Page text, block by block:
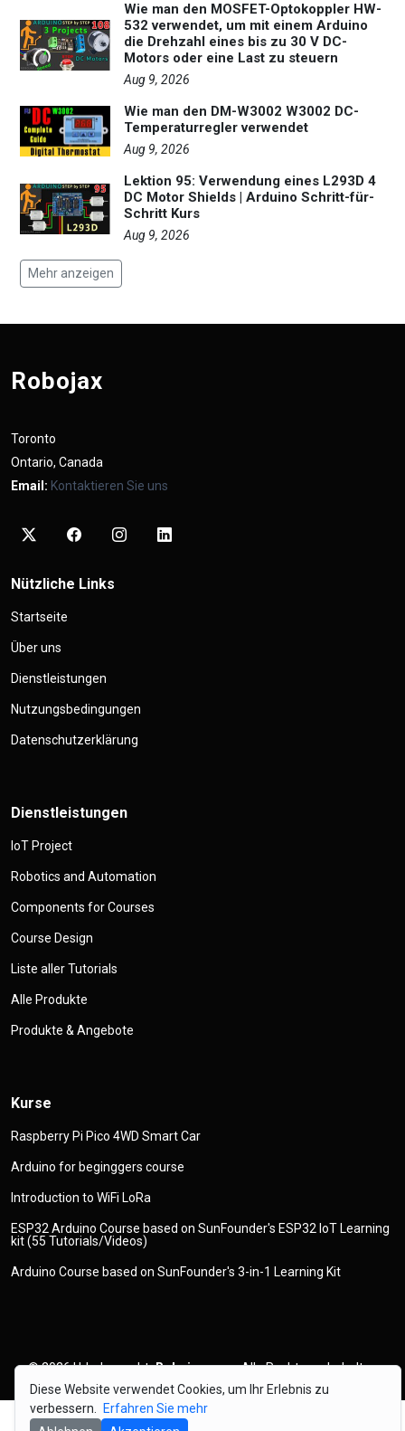
Diese Website verwendet Cookies, um Ihr Erlebnis zu
verbessern.
Erfahren Sie mehr
Wie man den MOSFET-Optokoppler HW-
532 verwendet, um mit einem Arduino
die Drehzahl eines bis zu 30 V DC-
Motors oder eine Last zu steuern
Aug 9, 2026
Wie man den DM-W3002 W3002 DC-
Temperaturregler verwendet
Aug 9, 2026
Lektion 95: Verwendung eines L293D 4
DC Motor Shields | Arduino Schritt-für-
Schritt Kurs
Aug 9, 2026
Mehr anzeigen
Robojax
Toronto
Ontario, Canada
Email: Kontaktieren Sie uns
Nützliche Links
Startseite
Über uns
Dienstleistungen
Nutzungsbedingungen
Datenschutzerklärung
Dienstleistungen
IoT Project
Robotics and Automation
Components for Courses
Course Design
Liste aller Tutorials
Alle Produkte
Produkte & Angebote
Kurse
Raspberry Pi Pico 4WD Smart Car
Arduino for beginggers course
Introduction to WiFi LoRa
ESP32 Arduino Course based on SunFounder's ESP32 IoT Learning
kit (55 Tutorials/Videos)
Arduino Course based on SunFounder's 3-in-1 Learning Kit
© 2026Urheberrecht Robojax.com Alle Rechte vorbehalten